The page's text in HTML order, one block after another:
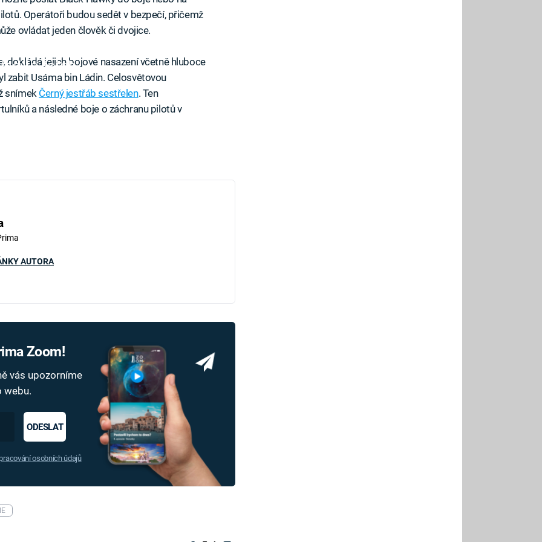
Operátoři budou sedět v bezpečí, přičemž
ovládat jeden člověk či dvojice.
to fetch
dokládá jejich bojové nasazení včetně hluboce
zabit Usáma bin Ládin. Celosvětovou
snímek Černý jestřáb sestřelen. Ten
a následné boje o záchranu pilotů v
AUTORA
Zoom!
vás upozorníme
webu.
ODESLAT
osobních údajů